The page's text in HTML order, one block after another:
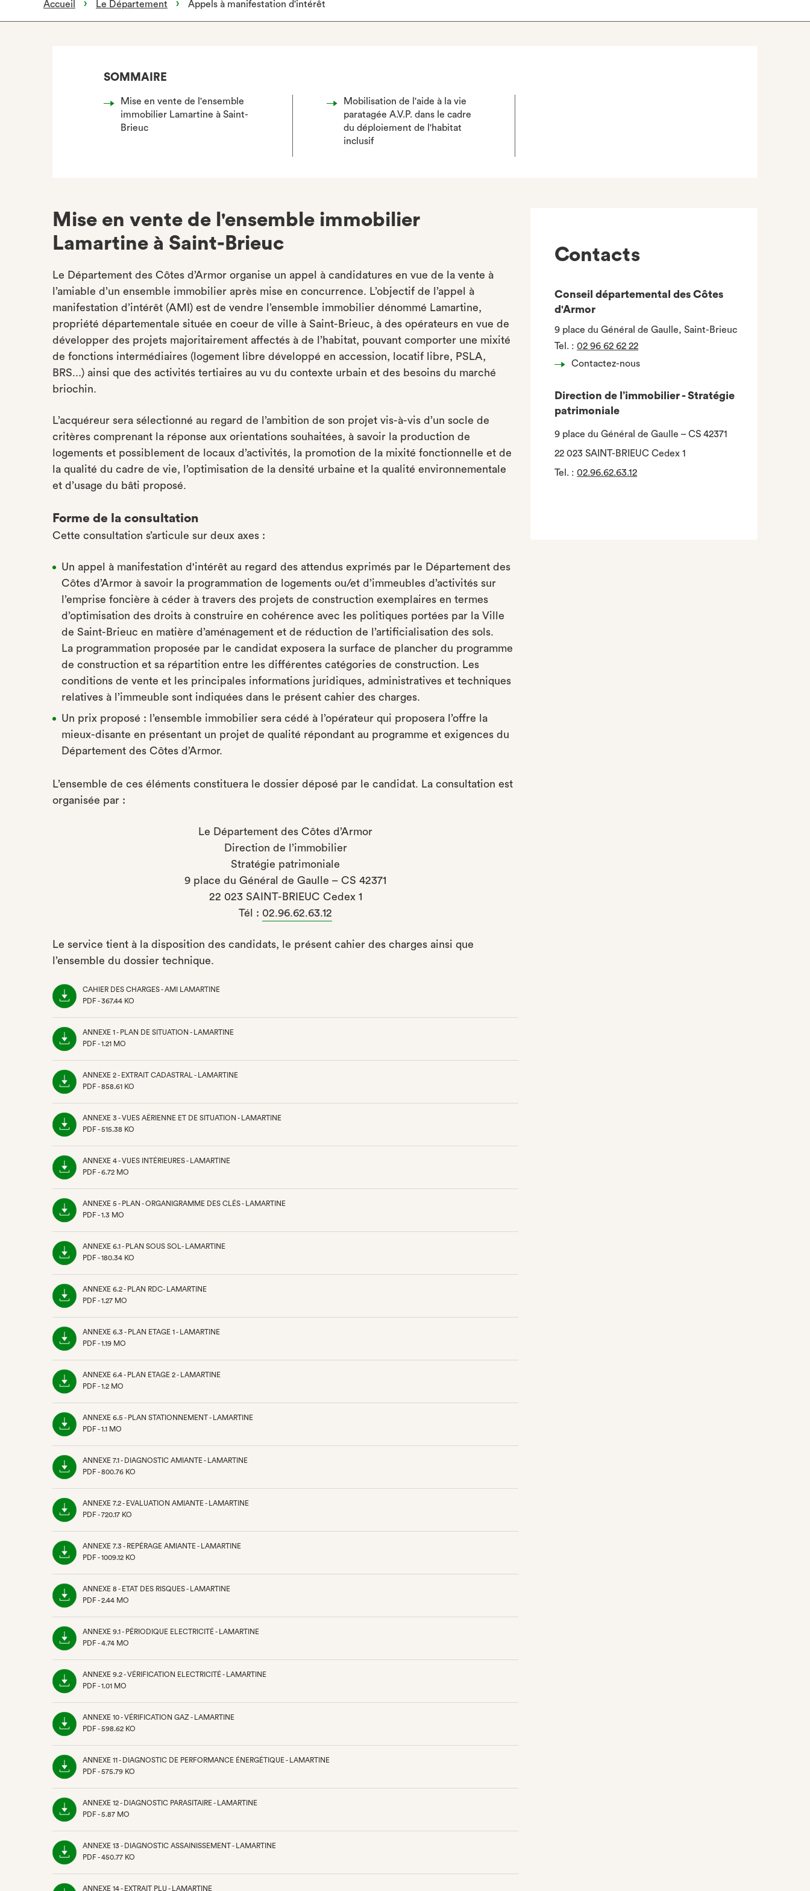
Accueil Le Département Appels à manifestation d'intérêt
SOMMAIRE
Mise en vente de l'ensemble
immobilier Lamartine à Saint-
Brieuc
Mobilisation de l'aide à la vie
paratagée A.V.P. dans le cadre
du déploiement de l'habitat
inclusif
Mise en vente de l'ensemble immobilier
Lamartine à Saint-Brieuc
Le Département des Côtes d’Armor organise un appel à candidatures en vue de la vente à
l’amiable d’un ensemble immobilier après mise en concurrence. L’objectif de l’appel à
manifestation d’intérêt (AMI) est de vendre l’ensemble immobilier dénommé Lamartine,
propriété départementale située en coeur de ville à Saint-Brieuc, à des opérateurs en vue de
développer des projets majoritairement affectés à de l’habitat, pouvant comporter une mixité
de fonctions intermédiaires (logement libre développé en accession, locatif libre, PSLA,
BRS...) ainsi que des activités tertiaires au vu du contexte urbain et des besoins du marché
briochin.
L’acquéreur sera sélectionné au regard de l’ambition de son projet vis-à-vis d’un socle de
critères comprenant la réponse aux orientations souhaitées, à savoir la production de
logements et possiblement de locaux d’activités, la promotion de la mixité fonctionnelle et de
la qualité du cadre de vie, l’optimisation de la densité urbaine et la qualité environnementale
et d’usage du bâti proposé.
Forme de la consultation
Cette consultation s’articule sur deux axes :
Un appel à manifestation d'intérêt au regard des attendus exprimés par le Département des
Côtes d’Armor à savoir la programmation de logements ou/et d’immeubles d’activités sur
l’emprise foncière à céder à travers des projets de construction exemplaires en termes
d’optimisation des droits à construire en cohérence avec les politiques portées par la Ville
de Saint-Brieuc en matière d’aménagement et de réduction de l’artificialisation des sols.
La programmation proposée par le candidat exposera la surface de plancher du programme
de construction et sa répartition entre les différentes catégories de construction. Les
conditions de vente et les principales informations juridiques, administratives et techniques
relatives à l’immeuble sont indiquées dans le présent cahier des charges.
Un prix proposé : l’ensemble immobilier sera cédé à l’opérateur qui proposera l’offre la
mieux-disante en présentant un projet de qualité répondant au programme et exigences du
Département des Côtes d’Armor.
L’ensemble de ces éléments constituera le dossier déposé par le candidat. La consultation est
organisée par :
Le Département des Côtes d’Armor
Direction de l’immobilier
Stratégie patrimoniale
9 place du Général de Gaulle – CS 42371
22 023 SAINT-BRIEUC Cedex 1
Tél : 02.96.62.63.12
Le service tient à la disposition des candidats, le présent cahier des charges ainsi que
l’ensemble du dossier technique.
CAHIER DES CHARGES - AMI LAMARTINE
PDF - 367.44 KO
ANNEXE 1 - PLAN DE SITUATION - LAMARTINE
PDF - 1.21 MO
ANNEXE 2 - EXTRAIT CADASTRAL - LAMARTINE
PDF - 858.61 KO
ANNEXE 3 - VUES AÉRIENNE ET DE SITUATION - LAMARTINE
PDF - 515.38 KO
ANNEXE 4 - VUES INTÉRIEURES - LAMARTINE
PDF - 6.72 MO
ANNEXE 5 - PLAN - ORGANIGRAMME DES CLÉS - LAMARTINE
PDF - 1.3 MO
ANNEXE 6.1 - PLAN SOUS SOL- LAMARTINE
PDF - 180.34 KO
ANNEXE 6.2 - PLAN RDC- LAMARTINE
PDF - 1.27 MO
ANNEXE 6.3 - PLAN ETAGE 1 - LAMARTINE
PDF - 1.19 MO
ANNEXE 6.4 - PLAN ETAGE 2 - LAMARTINE
PDF - 1.2 MO
ANNEXE 6.5 - PLAN STATIONNEMENT - LAMARTINE
PDF - 1.1 MO
ANNEXE 7.1 - DIAGNOSTIC AMIANTE - LAMARTINE
PDF - 800.76 KO
ANNEXE 7.2 - EVALUATION AMIANTE - LAMARTINE
PDF - 720.17 KO
ANNEXE 7.3 - REPÉRAGE AMIANTE - LAMARTINE
PDF - 1009.12 KO
ANNEXE 8 - ETAT DES RISQUES - LAMARTINE
PDF - 2.44 MO
ANNEXE 9.1 - PÉRIODIQUE ELECTRICITÉ - LAMARTINE
PDF - 4.74 MO
ANNEXE 9.2 - VÉRIFICATION ELECTRICITÉ - LAMARTINE
PDF - 1.01 MO
ANNEXE 10 - VÉRIFICATION GAZ - LAMARTINE
PDF - 598.62 KO
ANNEXE 11 - DIAGNOSTIC DE PERFORMANCE ÉNERGÉTIQUE - LAMARTINE
PDF - 575.79 KO
ANNEXE 12 - DIAGNOSTIC PARASITAIRE - LAMARTINE
PDF - 5.87 MO
ANNEXE 13 - DIAGNOSTIC ASSAINISSEMENT - LAMARTINE
PDF - 450.77 KO
ANNEXE 14 - EXTRAIT PLU - LAMARTINE
Contacts
Conseil départemental des Côtes
d'Armor
9 place du Général de Gaulle, Saint-Brieuc
Tel. :02 96 62 62 22
Contactez-nous
Direction de l’immobilier - Stratégie
patrimoniale
9 place du Général de Gaulle – CS 42371
22 023 SAINT-BRIEUC Cedex 1
Tel. :02.96.62.63.12